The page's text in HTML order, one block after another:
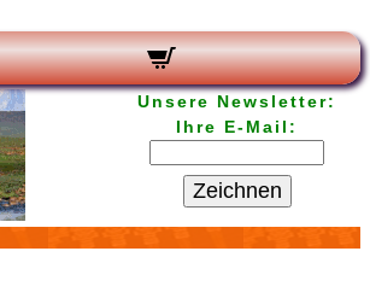
Unsere Newsletter:
Ihre E-Mail:
Zeichnen